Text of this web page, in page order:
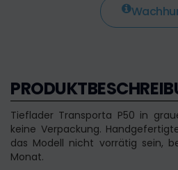
Tieflader Transporta P50 in
keine Verpackung.
das Modell nicht vorrätig sein,
Monat.